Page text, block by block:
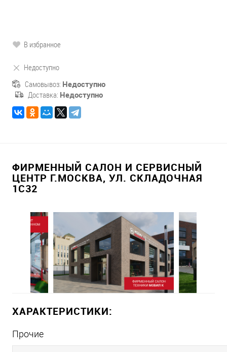
В избранное
Недоступно
Самовывоз: Недоступно
Доставка: Недоступно
ФИРМЕННЫЙ САЛОН И СЕРВИСНЫЙ
ЦЕНТР Г.МОСКВА, УЛ. СКЛАДОЧНАЯ
1С32
ХАРАКТЕРИСТИКИ:
Прочие